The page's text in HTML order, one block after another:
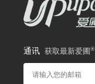
通讯 获取最新爱圃®